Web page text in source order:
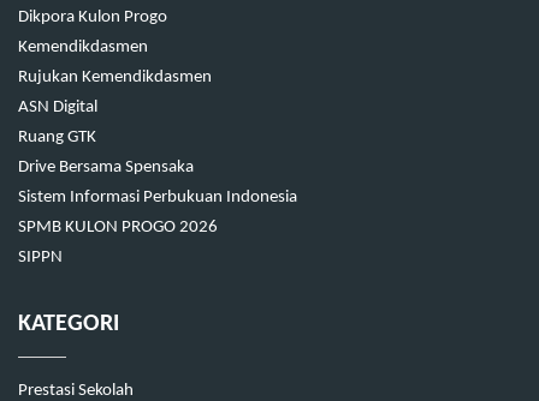
Dikpora Kulon Progo
Kemendikdasmen
Rujukan Kemendikdasmen
ASN Digital
Ruang GTK
Drive Bersama Spensaka
Sistem Informasi Perbukuan Indonesia
SPMB KULON PROGO 2026
SIPPN
KATEGORI
Prestasi Sekolah